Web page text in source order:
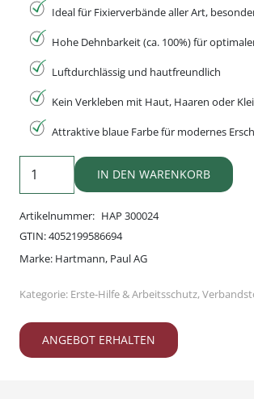
Ideal für Fixierverbände aller Art,
Hohe Dehnbarkeit (ca. 100%) für
Luftdurchlässig und hautfreundlich
Kein Verkleben mit Haut, Haaren oder
Attraktive blaue Farbe für modernes
Peha-
haft
Color
Blau
Fixierbinde
IN DEN WARENKORB
Artikelnummer: HAP 300024
GTIN:4052199586694
Marke: Hartmann, Paul AG
Kategorie: Erste-Hilfe & Arbeitsschutz,
ANGEBOT ERHALTEN